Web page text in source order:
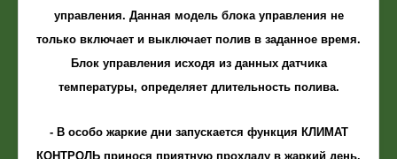
управления. Данная модель блока управления не
только включает и выключает полив в заданное время.
Блок управления исходя из данных датчика
температуры, определяет длительность полива.
- В особо жаркие дни запускается функция КЛИМАТ
КОНТРОЛЬ принося приятную прохладу в жаркий день.